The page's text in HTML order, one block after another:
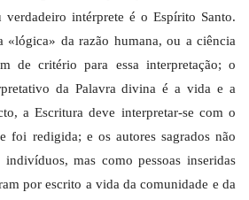
intérprete é o Espírito Santo.
«lógica» da razão humana, ou a ciência
de critério para essa interpretação; o
da Palavra divina é a vida e a
a Escritura deve interpretar-se com o
foi redigida; e os autores sagrados não
mas como pessoas inseridas
por escrito a vida da comunidade e da